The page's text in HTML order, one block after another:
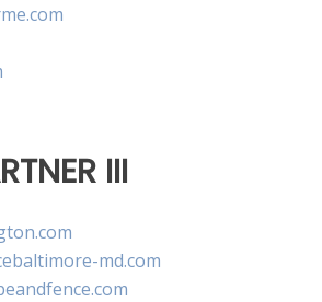
III
md.com